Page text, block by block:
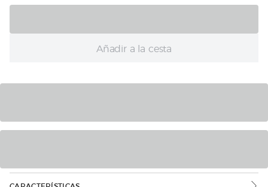
Añadir a la cesta